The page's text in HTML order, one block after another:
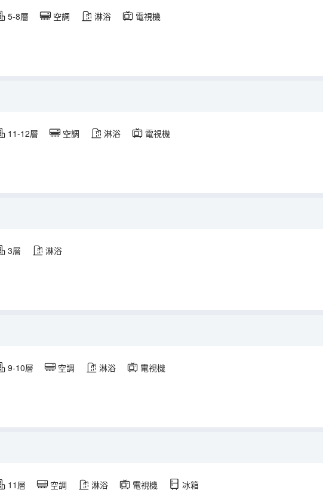
5-8層 空調 淋浴 電視機
11-12層 空調 淋浴 電視機
3層 淋浴
9-10層 空調 淋浴 電視機
11層 空調 淋浴 電視機 冰箱